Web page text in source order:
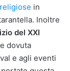
in
Inoltre
del XXI
dovuta
e agli eventi